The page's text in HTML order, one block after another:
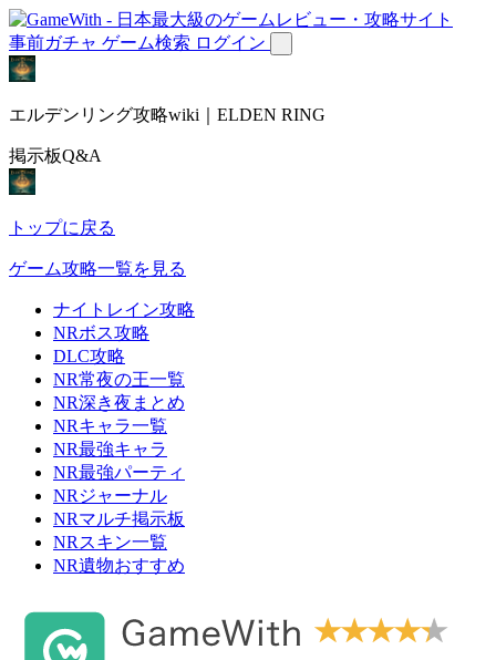
事前ガチャ ゲーム検索 ログイン
エルデンリング攻略wiki｜ELDEN RING
掲示板Q&A
トップに戻る
ゲーム攻略一覧を見る
ナイトレイン攻略
NRボス攻略
DLC攻略
NR常夜の王一覧
NR深き夜まとめ
NRキャラ一覧
NR最強キャラ
NR最強パーティ
NRジャーナル
NRマルチ掲示板
NRスキン一覧
NR遺物おすすめ